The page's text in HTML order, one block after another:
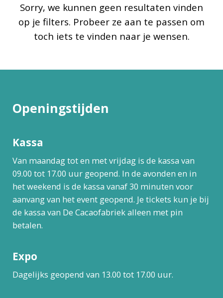
Sorry, we kunnen geen resultaten vinden
op je filters. Probeer ze aan te passen om
toch iets te vinden naar je wensen.
Openingstijden
Kassa
Van maandag tot en met vrijdag is de kassa van
09.00 tot 17.00 uur geopend. In de avonden en in
het weekend is de kassa vanaf 30 minuten voor
aanvang van het event geopend. Je tickets kun je bij
de kassa van De Cacaofabriek alleen met pin
betalen.
Expo
Dagelijks geopend van 13.00 tot 17.00 uur.